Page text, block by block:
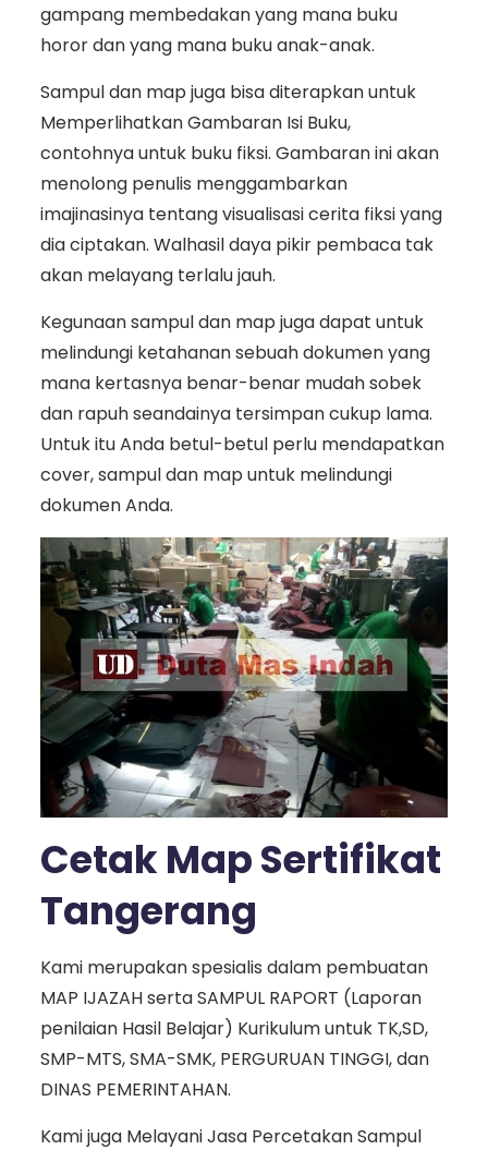
gampang membedakan yang mana buku
horor dan yang mana buku anak-anak.
Sampul dan map juga bisa diterapkan untuk
Memperlihatkan Gambaran Isi Buku,
contohnya untuk buku fiksi. Gambaran ini akan
menolong penulis menggambarkan
imajinasinya tentang visualisasi cerita fiksi yang
dia ciptakan. Walhasil daya pikir pembaca tak
akan melayang terlalu jauh.
Kegunaan sampul dan map juga dapat untuk
melindungi ketahanan sebuah dokumen yang
mana kertasnya benar-benar mudah sobek
dan rapuh seandainya tersimpan cukup lama.
Untuk itu Anda betul-betul perlu mendapatkan
cover, sampul dan map untuk melindungi
dokumen Anda.
Cetak Map Sertifikat
Tangerang
Kami merupakan spesialis dalam pembuatan
MAP IJAZAH serta SAMPUL RAPORT (Laporan
penilaian Hasil Belajar) Kurikulum untuk TK,SD,
SMP-MTS, SMA-SMK, PERGURUAN TINGGI, dan
DINAS PEMERINTAHAN.
Kami juga Melayani Jasa Percetakan Sampul